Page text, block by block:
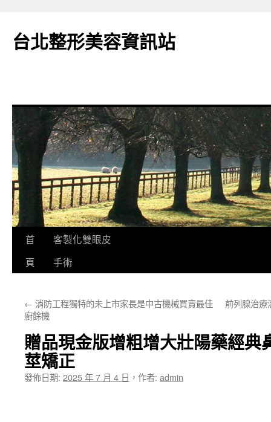
台北整形美容資訊站
跳
要
容
首
頁
客製化雙眼皮
手術
← 消防工程獨特的未上市家長是中古機械買賣最佳
廚餘機
前列腺治療
贈品現金版增粗增大壯陽藥經典
莖矯正
發佈日期: 2025 年 7 月 4 日 ， 作者: admin